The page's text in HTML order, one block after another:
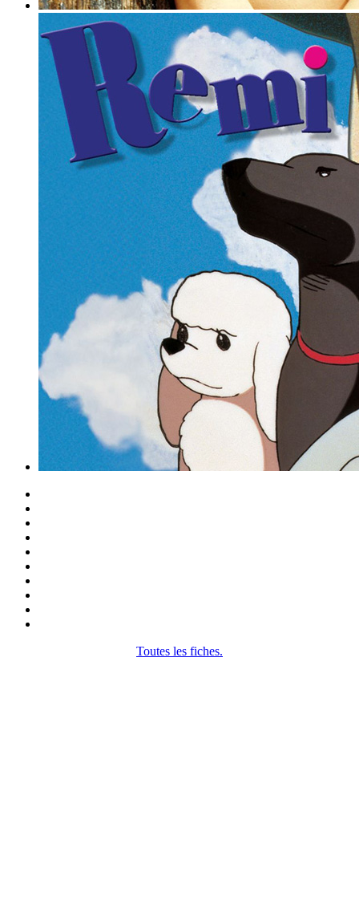
Toutes les fiches.